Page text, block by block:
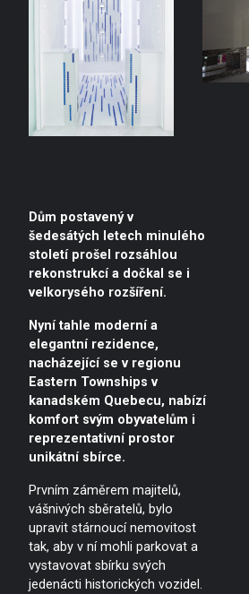
Dům postavený v
šedesátých letech minulého
století prošel rozsáhlou
rekonstrukcí a dočkal se i
velkorysého rozšíření.
Nyní tahle moderní a
elegantní rezidence,
nacházející se v regionu
Eastern Townships v
kanadském Quebecu, nabízí
komfort svým obyvatelům i
reprezentativní prostor
unikátní sbírce.
Prvním záměrem majitelů,
vášnivých sběratelů, bylo
upravit stárnoucí nemovitost
tak, aby v ní mohli parkovat a
vystavovat sbírku svých
jedenácti historických vozidel.